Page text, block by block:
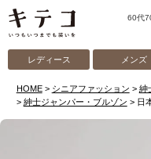
60代
レディース メンズ
HOME シニアファッション 紳
紳士ジャンパー・ブルゾン
日